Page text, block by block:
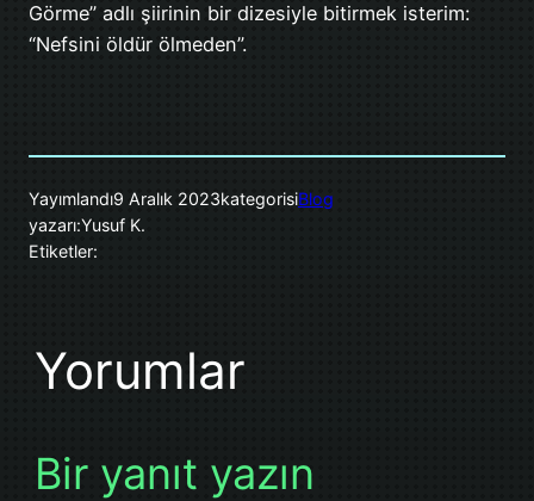
Görme” adlı şiirinin bir dizesiyle bitirmek isterim:
“Nefsini öldür ölmeden”.
Yayımlandı9 Aralık 2023kategorisiBlog
yazarı:Yusuf K.
Etiketler:
Yorumlar
Bir yanıt yazın